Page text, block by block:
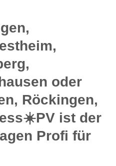
oder
Röckingen,
ist der
Profi für